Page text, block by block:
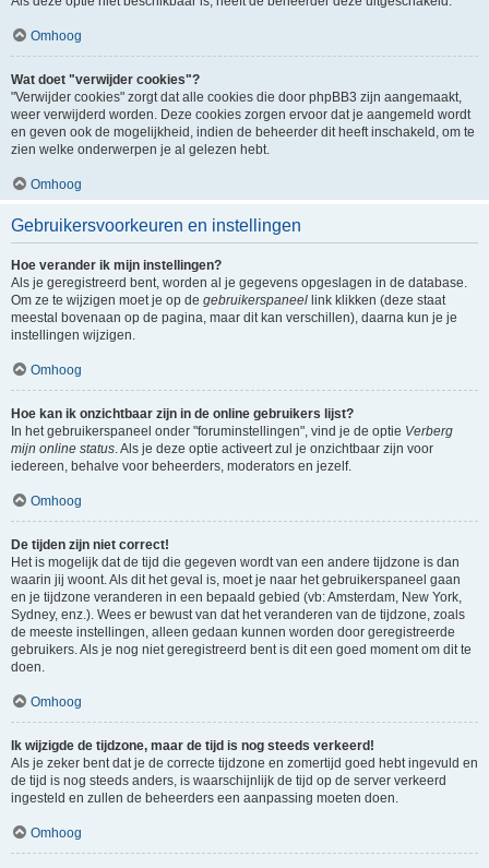
Omhoog
Wat doet "verwijder cookies"?
"Verwijder cookies" zorgt dat alle cookies die door phpBB3 zijn aangemaakt,
weer verwijderd worden. Deze cookies zorgen ervoor dat je aangemeld wordt
en geven ook de mogelijkheid, indien de beheerder dit heeft inschakeld, om te
zien welke onderwerpen je al gelezen hebt.
Omhoog
Gebruikersvoorkeuren en instellingen
Hoe verander ik mijn instellingen?
Als je geregistreerd bent, worden al je gegevens opgeslagen in de database.
Om ze te wijzigen moet je op de gebruikerspaneel link klikken (deze staat
meestal bovenaan op de pagina, maar dit kan verschillen), daarna kun je je
instellingen wijzigen.
Omhoog
Hoe kan ik onzichtbaar zijn in de online gebruikers lijst?
In het gebruikerspaneel onder "foruminstellingen", vind je de optie Verberg
mijn online status. Als je deze optie activeert zul je onzichtbaar zijn voor
iedereen, behalve voor beheerders, moderators en jezelf.
Omhoog
De tijden zijn niet correct!
Het is mogelijk dat de tijd die gegeven wordt van een andere tijdzone is dan
waarin jij woont. Als dit het geval is, moet je naar het gebruikerspaneel gaan
en je tijdzone veranderen in een bepaald gebied (vb: Amsterdam, New York,
Sydney, enz.). Wees er bewust van dat het veranderen van de tijdzone, zoals
de meeste instellingen, alleen gedaan kunnen worden door geregistreerde
gebruikers. Als je nog niet geregistreerd bent is dit een goed moment om dit te
doen.
Omhoog
Ik wijzigde de tijdzone, maar de tijd is nog steeds verkeerd!
Als je zeker bent dat je de correcte tijdzone en zomertijd goed hebt ingevuld en
de tijd is nog steeds anders, is waarschijnlijk de tijd op de server verkeerd
ingesteld en zullen de beheerders een aanpassing moeten doen.
Omhoog